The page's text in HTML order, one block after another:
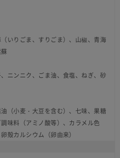
いりごま、すりごま）、山椒、青海
ニンニク、ごま油、食塩、ねぎ、砂
（小麦・大豆を含む）、七味、果糖
味料（アミノ酸等）、カラメル色
殻カルシウム（卵由来）